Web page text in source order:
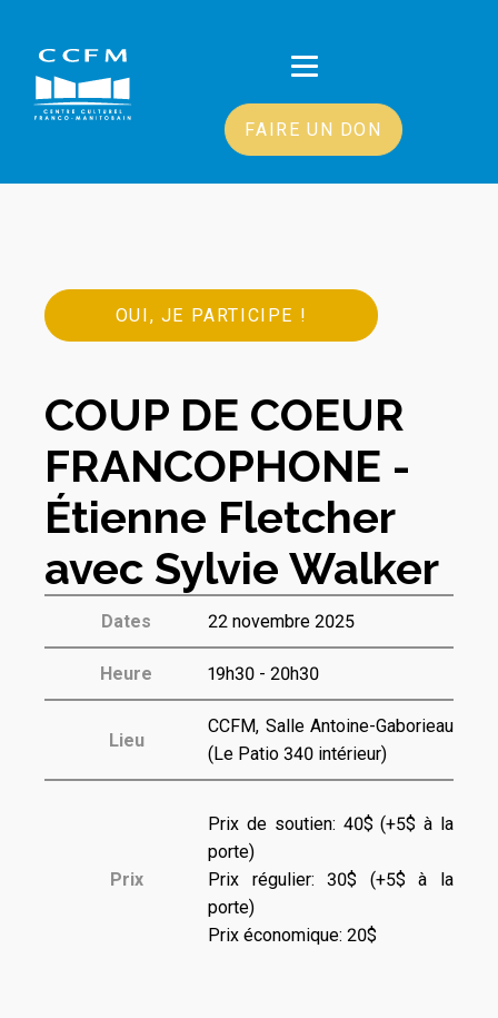
FAIRE UN DON
OUI, JE PARTICIPE !
COUP DE COEUR
FRANCOPHONE -
Étienne Fletcher
avec Sylvie Walker
Dates 22 novembre 2025
Heure 19h30 - 20h30
Lieu
CCFM, Salle Antoine-Gaborieau
(Le Patio 340 intérieur)
Prix
Prix de soutien: 40$ (+5$ à la
porte)
Prix régulier: 30$ (+5$ à la
porte)
Prix économique: 20$